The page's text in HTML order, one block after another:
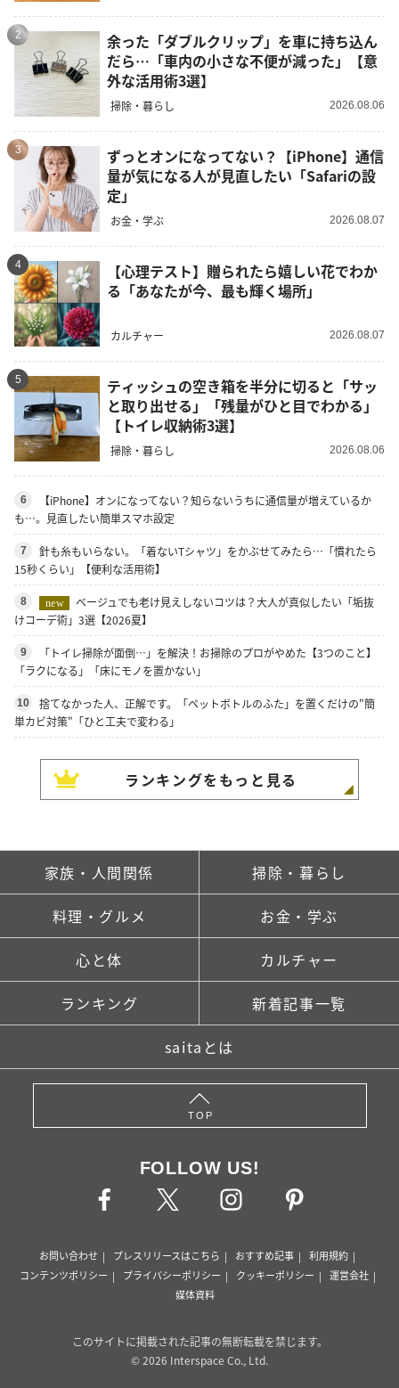
2
余った「ダブルクリップ」を車に持ち込ん
だら…「車内の小さな不便が減った」【意
外な活用術3選】
掃除・暮らし 2026.08.06
3
ずっとオンになってない？【iPhone】通信
量が気になる人が見直したい「Safariの設
定」
お金・学ぶ 2026.08.07
4
【心理テスト】贈られたら嬉しい花でわか
る「あなたが今、最も輝く場所」
カルチャー 2026.08.07
5
ティッシュの空き箱を半分に切ると「サッ
と取り出せる」「残量がひと目でわかる」
【トイレ収納術3選】
掃除・暮らし 2026.08.06
6
【iPhone】オンになってない？知らないうちに通信量が増えているか
も…。見直したい簡単スマホ設定
7
針も糸もいらない。「着ないTシャツ」をかぶせてみたら…「慣れたら
15秒くらい」【便利な活用術】
8 new
ベージュでも老け見えしないコツは？大人が真似したい「垢抜
けコーデ術」3選【2026夏】
9
「トイレ掃除が面倒…」を解決！お掃除のプロがやめた【3つのこと】
「ラクになる」「床にモノを置かない」
10
捨てなかった人、正解です。「ペットボトルのふた」を置くだけの"簡
単カビ対策"「ひと工夫で変わる」
ランキングをもっと見る
家族・人間関係 掃除・暮らし
料理・グルメ お金・学ぶ
心と体 カルチャー
ランキング 新着記事一覧
saitaとは
TOP
FOLLOW US!
お問い合わせ プレスリリースはこちら おすすめ記事
利用規約
コンテンツポリシー
プライバシーポリシー クッキーポリシー
運営会社
媒体資料
このサイトに掲載された記事の無断転載を禁じます。
© 2026 Interspace Co., Ltd.